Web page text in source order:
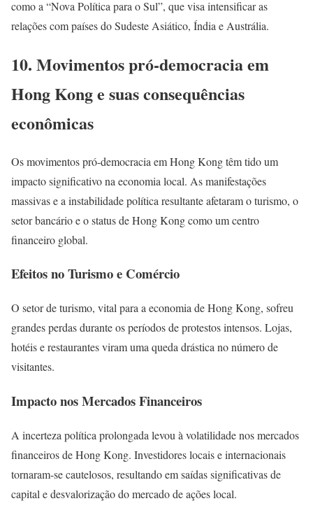
como a “Nova Política para o Sul”, que visa intensificar as
relações com países do Sudeste Asiático, Índia e Austrália.
10. Movimentos pró-democracia em
Hong Kong e suas consequências
econômicas
Os movimentos pró-democracia em Hong Kong têm tido um
impacto significativo na economia local. As manifestações
massivas e a instabilidade política resultante afetaram o turismo, o
setor bancário e o status de Hong Kong como um centro
financeiro global.
Efeitos no Turismo e Comércio
O setor de turismo, vital para a economia de Hong Kong, sofreu
grandes perdas durante os períodos de protestos intensos. Lojas,
hotéis e restaurantes viram uma queda drástica no número de
visitantes.
Impacto nos Mercados Financeiros
A incerteza política prolongada levou à volatilidade nos mercados
financeiros de Hong Kong. Investidores locais e internacionais
tornaram-se cautelosos, resultando em saídas significativas de
capital e desvalorização do mercado de ações local.